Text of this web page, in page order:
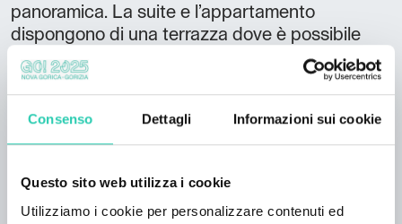
Consenso Dettagli Informazioni sui cookie
Questo sito web utilizza i cookie
Utilizziamo i cookie per personalizzare contenuti ed
panoramica. La suite e l’appartamento
dispongono di una terrazza dove è possibile
sedersi e godersi il paesaggio. La nostra
struttura dispone anche di una sala riunioni per
famiglie e coppie, oltre che per viaggi d’affari.
Gli ospiti vengono guidati dal nostro personale
possono scoprire da vicino la nostra ampia
offerta di vini e spumanti. Nel tempo libero